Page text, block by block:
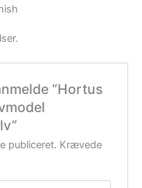
“Hortus
publiceret. Krævede